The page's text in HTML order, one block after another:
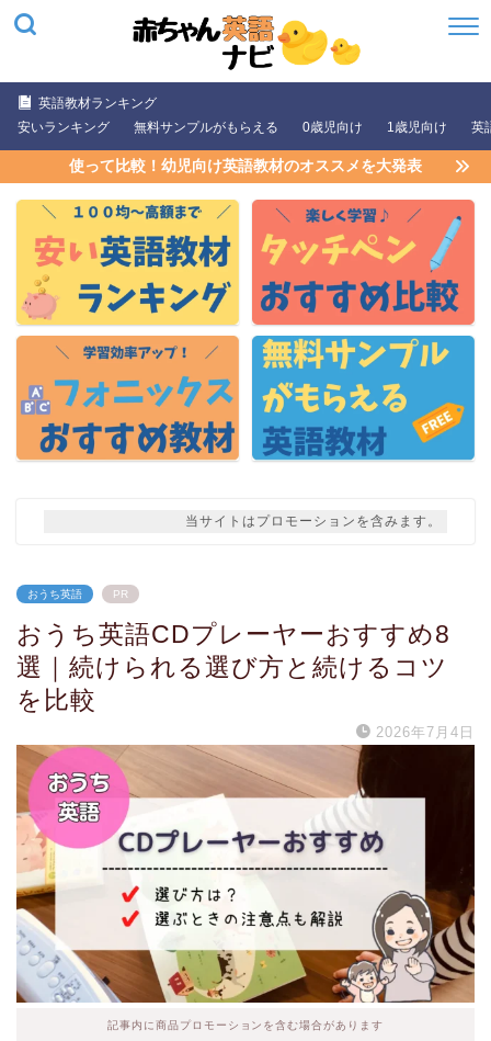
英語教材ランキング
安いランキング
無料サンプルがもらえる 0歳児向け 1歳児向け 英
使って比較！幼児向け英語教材のオススメを大発表
当サイトはプロモーションを含みます。
おうち英語 PR
おうち英語CDプレーヤーおすすめ8
選｜続けられる選び方と続けるコツ
を比較
2026年7月4日
記事内に商品プロモーションを含む場合があります